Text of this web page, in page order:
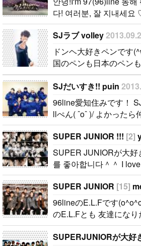
ンを書いてく
れると嬉しい
です!!!..
지내
I hope
n be
nds !..
다! 여러분, 잘 지내세
たくさんお話ししまし
う〜〜！..
SJラブ volley
ドンヘ大好きペンです
国のペンも日本のペン
^o^*) 待ってます(*^o^*)..
SJだいすき!! puin
96line愛知住みです！
llぺん( ˆoˆ )/ よかった
~..
SUPER JUNIOR !!! [2]
SUPER JUNIORが大好
를 좋아합니다＾＾ I
ELFのみなさん、ぜひ
(^○^) 엘프 여러분 사이
e we can be good
SUPER JUNIOR [15]
96lineのE.L.Fです
のE.L.Fとも 友達にな
良くしてください☆..